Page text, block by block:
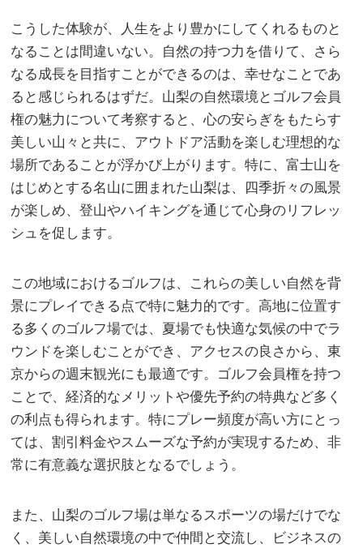
こうした体験が、人生をより豊かにしてくれるものと
なることは間違いない。自然の持つ力を借りて、さら
なる成長を目指すことができるのは、幸せなことであ
ると感じられるはずだ。山梨の自然環境とゴルフ会員
権の魅力について考察すると、心の安らぎをもたらす
美しい山々と共に、アウトドア活動を楽しむ理想的な
場所であることが浮かび上がります。特に、富士山を
はじめとする名山に囲まれた山梨は、四季折々の風景
が楽しめ、登山やハイキングを通じて心身のリフレッ
シュを促します。
この地域におけるゴルフは、これらの美しい自然を背
景にプレイできる点で特に魅力的です。高地に位置す
る多くのゴルフ場では、夏場でも快適な気候の中でラ
ウンドを楽しむことができ、アクセスの良さから、東
京からの週末観光にも最適です。ゴルフ会員権を持つ
ことで、経済的なメリットや優先予約の特典など多く
の利点も得られます。特にプレー頻度が高い方にとっ
ては、割引料金やスムーズな予約が実現するため、非
常に有意義な選択肢となるでしょう。
また、山梨のゴルフ場は単なるスポーツの場だけでな
く、美しい自然環境の中で仲間と交流し、ビジネスの